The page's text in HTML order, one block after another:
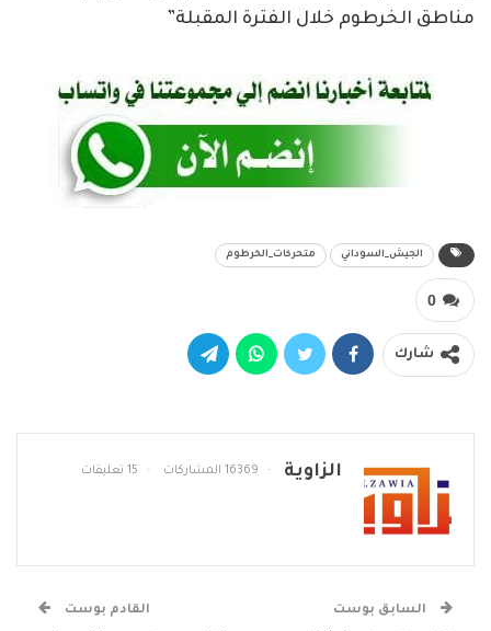
مناطق الخرطوم خلال الفترة المقبلة”
الجيش_السوداني متحركات_الخرطوم
0
شارك
الزاوية 16369 المشاركات 15 تعليقات
السابق بوست القادم بوست